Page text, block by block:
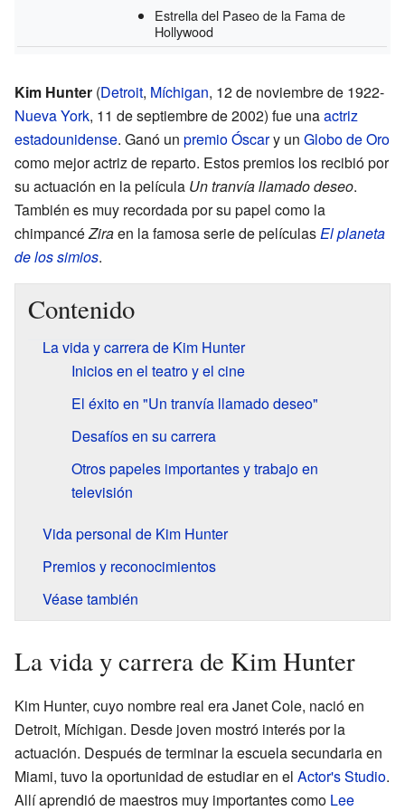
Estrella del Paseo de la Fama de
Hollywood
Kim Hunter (Detroit, Míchigan, 12 de noviembre de 1922-
Nueva York, 11 de septiembre de 2002) fue unaactriz
estadounidense. Ganó un premio Óscary un Globo de Oro
como mejor actriz de reparto. Estos premios los recibió por
su actuación en la película Un tranvía llamado deseo.
También es muy recordada por su papel como la
chimpancéZiraen la famosa serie de películasEl planeta
de los simios.
Contenido
La vida y carrera de Kim Hunter
Inicios en el teatro y el cine
El éxito en "Un tranvía llamado deseo"
Desafíos en su carrera
Otros papeles importantes y trabajo en
televisión
Vida personal de Kim Hunter
Premios y reconocimientos
Véase también
La vida y carrera de Kim Hunter
Kim Hunter, cuyo nombre real era Janet Cole, nació en
Detroit, Míchigan. Desde joven mostró interés por la
actuación. Después de terminar la escuela secundaria en
Miami, tuvo la oportunidad de estudiar en el Actor's Studio.
Allí aprendió de maestros muy importantes como Lee